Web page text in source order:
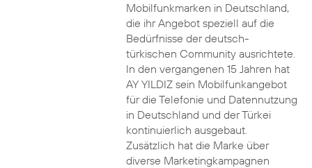
Mobilfunkmarken in Deutschland,
die ihr Angebot speziell auf die
Bedürfnisse der deutsch-
türkischen Community ausrichtete.
In den vergangenen 15 Jahren hat
AY YILDIZ sein Mobilfunkangebot
für die Telefonie und Datennutzung
in Deutschland und der Türkei
kontinuierlich ausgebaut.
Zusätzlich hat die Marke über
diverse Marketingkampagnen